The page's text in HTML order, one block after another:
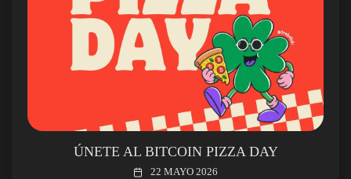
ÚNETE AL BITCOIN PIZZA DAY
22 MAYO 2026